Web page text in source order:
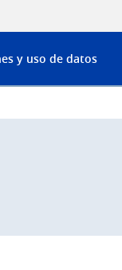
y uso de datos